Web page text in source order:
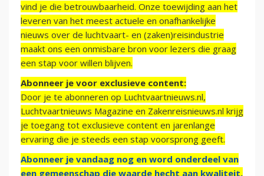
vind je die betrouwbaarheid. Onze toewijding aan het
leveren van het meest actuele en onafhankelijke
nieuws over de luchtvaart- en (zaken)reisindustrie
maakt ons een onmisbare bron voor lezers die graag
een stap voor willen blijven.
Abonneer je voor exclusieve content:
Door je te abonneren op Luchtvaartnieuws.nl,
Luchtvaartnieuws Magazine en Zakenreisnieuws.nl krijg
je toegang tot exclusieve content en jarenlange
ervaring die je steeds een stap voorsprong geeft.
Abonneer je vandaag nog en word onderdeel van
een gemeenschap die waarde hecht aan kwaliteit,